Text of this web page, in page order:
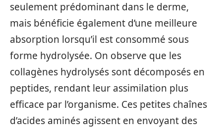
seulement prédominant dans le derme,
mais bénéficie également d’une meilleure
absorption lorsqu’il est consommé sous
forme hydrolysée. On observe que les
collagènes hydrolysés sont décomposés en
peptides, rendant leur assimilation plus
efficace par l’organisme. Ces petites chaînes
d’acides aminés agissent en envoyant des